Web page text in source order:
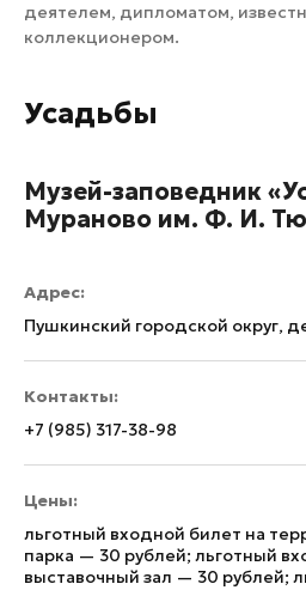
деятелем, дипломатом,
коллекционером.
Усадьбы
Музей-заповедник
Мураново им. Ф. И.
Адрес:
Пушкинский городской округ,
Контакты:
+7 (985) 317-38-98
Цены:
льготный входной билет на
парка — 30 рублей; льготный
выставочный зал — 30 рублей;